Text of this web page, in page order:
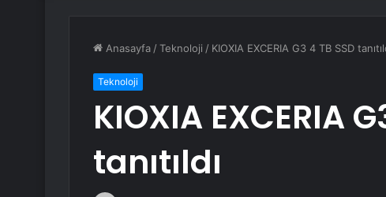
Anasayfa /Teknoloji / KIOXIA EXCERIA G3 4 TB SSD
Teknoloji
KIOXIA EXCERIA
tanıtıldı